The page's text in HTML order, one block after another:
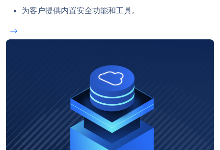
为客户提供内置安全功能和工具。